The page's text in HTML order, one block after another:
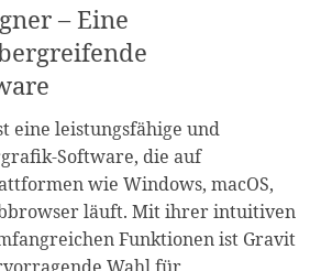
– Eine
eine leistungsfähige und
Software, die auf
wie Windows, macOS,
läuft. Mit ihrer intuitiven
Funktionen ist Gravit